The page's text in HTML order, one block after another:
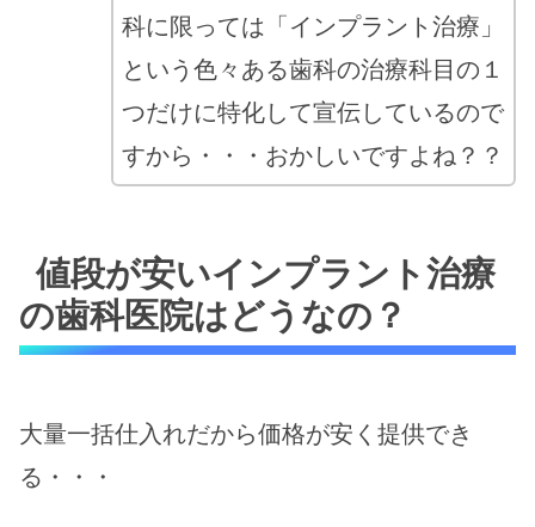
科に限っては「インプラント治療」
という色々ある歯科の治療科目の１
つだけに特化して宣伝しているので
すから・・・おかしいですよね？？
値段が安いインプラント治療
の歯科医院はどうなの？
大量一括仕入れだから価格が安く提供でき
る・・・